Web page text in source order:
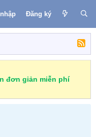
Đăng ký
đơn giản miễn phí